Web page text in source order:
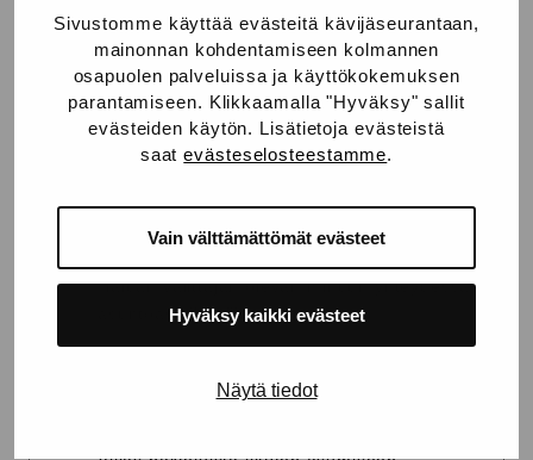
Sivustomme käyttää evästeitä kävijäseurantaan,
mainonnan kohdentamiseen kolmannen
osapuolen palveluissa ja käyttökokemuksen
parantamiseen. Klikkaamalla "Hyväksy" sallit
evästeiden käytön. Lisätietoja evästeistä
saatevästeselosteestamme.
Vain välttämättömät evästeet
Hyväksy kaikki evästeet
Näytä tiedot
Mitä asioita haluaisit kuulla webinaarissa?
Haluan välittäjän olevan minuun yhteydessä
asuntoasioihin liittyen.